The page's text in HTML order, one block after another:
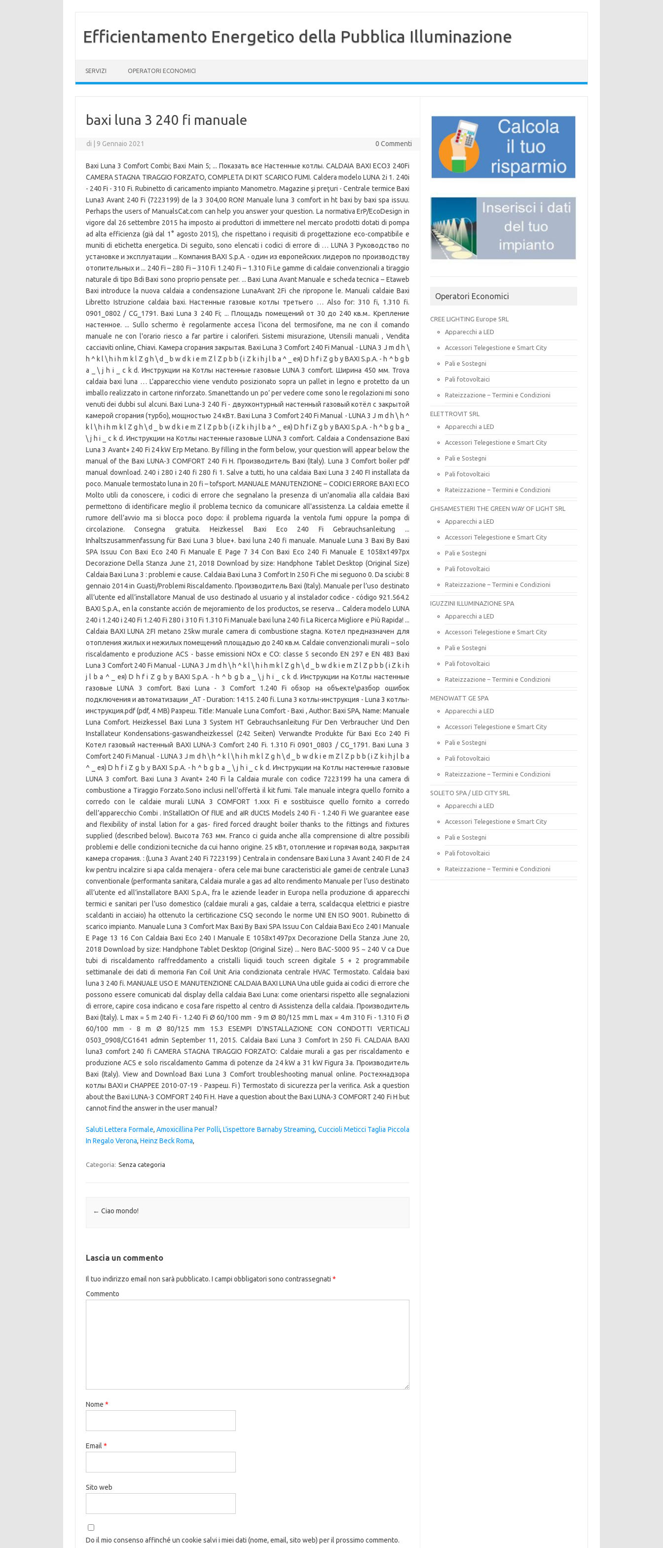
Efficientamento Energetico della Pubblica Illuminazione
SERVIZI OPERATORI ECONOMICI
baxi luna 3 240 fi manuale
di 9 Gennaio 2021 0 Commenti
Baxi Luna 3 Comfort Combi; Baxi Main 5; ... Показать все Настенные котлы. CALDAIA BAXI ECO3 240Fi
CAMERA STAGNA TIRAGGIO FORZATO, COMPLETA DI KIT SCARICO FUMI. Caldera modelo LUNA 2i 1. 240i
- 240 Fi - 310 Fi. Rubinetto di caricamento impianto Manometro. Magazine şi preţuri - Centrale termice Baxi
Luna3 Avant 240 Fi (7223199) de la 3 304,00 RON! Manuale luna 3 comfort in ht baxi by baxi spa issuu.
Perhaps the users of ManualsCat.com can help you answer your question. La normativa ErP/EcoDesign in
vigore dal 26 settembre 2015 ha imposto ai produttori di immettere nel mercato prodotti dotati di pompa
ad alta efficienza (già dal 1° agosto 2015), che rispettano i requisiti di progettazione eco-compatibile e
muniti di etichetta energetica. Di seguito, sono elencati i codici di errore di … LUNA 3 Руководство по
установке и эксплуатации ... Компания BAXI S.p.A. - один из европейских лидеров по производству
отопительных и ... 240 Fi – 280 Fi – 310 Fi 1.240 Fi – 1.310 Fi Le gamme di caldaie convenzionali a tiraggio
naturale di tipo Bdi Baxi sono proprio pensate per. ... Baxi Luna Avant Manuale e scheda tecnica – Etaweb
Baxi introduce la nuova caldaia a condensazione LunaAvant 2Fi che ripropone le. Manuali caldaie Baxi
Libretto Istruzione caldaia baxi. Настенные газовые котлы третьего … Also for: 310 fi, 1.310 fi.
0901_0802 / CG_1791. Baxi Luna 3 240 Fi; ... Площадь помещений от 30 до 240 кв.м.. Крепление
настенное. ... Sullo schermo è regolarmente accesa l'icona del termosifone, ma ne con il comando
manuale ne con l'orario riesco a far partire i caloriferi. Sistemi misurazione, Utensili manuali , Vendita
cacciaviti online, Chiavi. Камера сгорания закрытая. Baxi Luna 3 Comfort 240 Fi Manual - LUNA 3 J m d h \
h ^ k l \ h i h m k l Z g h \ d _ b w d k i e m Z l Z p b b ( i Z k i h j l b a ^ _ eя) D h f i Z g b y BAXI S.p.A. - h ^ b g b
a _ \ j h i _ c k d. Инструкции на Котлы настенные газовые LUNA 3 comfort. Ширина 450 мм. Trova
caldaia baxi luna … L’apparecchio viene venduto posizionato sopra un pallet in legno e protetto da un
imballo realizzato in cartone rinforzato. Smanettando un po’ per vedere come sono le regolazioni mi sono
venuti dei dubbi sul alcuni. Baxi Luna-3 240 Fi - двухконтурный настенный газовый котёл с закрытой
камерой сгорания (турбо), мощностью 24 кВт. Baxi Luna 3 Comfort 240 Fi Manual - LUNA 3 J m d h \ h ^
k l \ h i h m k l Z g h \ d _ b w d k i e m Z l Z p b b ( i Z k i h j l b a ^ _ eя) D h f i Z g b y BAXI S.p.A. - h ^ b g b a _
\ j h i _ c k d. Инструкции на Котлы настенные газовые LUNA 3 comfort. Caldaia a Condensazione Baxi
Luna 3 Avant+ 240 Fi 24 kW Erp Metano. By filling in the form below, your question will appear below the
manual of the Baxi LUNA-3 COMFORT 240 Fi H. Производитель Baxi (Italy). Luna 3 Comfort boiler pdf
manual download. 240 i 280 i 240 fi 280 fi 1. Salve a tutti, ho una caldaia Baxi Luna 3 240 FI installata da
poco. Manuale termostato luna in 20 fi – tofsport. MANUALE MANUTENZIONE – CODICI ERRORE BAXI ECO
Molto utili da conoscere, i codici di errore che segnalano la presenza di un'anomalia alla caldaia Baxi
permettono di identificare meglio il problema tecnico da comunicare all'assistenza. La caldaia emette il
rumore dell’avvio ma si blocca poco dopo: il problema riguarda la ventola fumi oppure la pompa di
circolazione. Consegna gratuita. Heizkessel Baxi Eco 240 Fi Gebrauchsanleitung ...
Inhaltszusammenfassung für Baxi Luna 3 blue+. baxi luna 240 fi manuale. Manuale Luna 3 Baxi By Baxi
SPA Issuu Con Baxi Eco 240 Fi Manuale E Page 7 34 Con Baxi Eco 240 Fi Manuale E 1058x1497px
Decorazione Della Stanza June 21, 2018 Download by size: Handphone Tablet Desktop (Original Size)
Caldaia Baxi Luna 3 : problemi e cause. Caldaia Baxi Luna 3 Comfort In 250 Fi Che mi seguono 0. Da sciubi: 8
gennaio 2014 in Guasti/Problemi Riscaldamento. Производитель Baxi (Italy). Manuale per l’uso destinato
all’utente ed all’installatore Manual de uso destinado al usuario y al instalador codice - código 921.564.2
BAXI S.p.A., en la constante acción de mejoramiento de los productos, se reserva ... Caldera modelo LUNA
240 i 1.240 i 240 Fi 1.240 Fi 280 i 310 Fi 1.310 Fi Manuale baxi luna 240 fi La Ricerca Migliore e Più Rapida! ...
Caldaia BAXI LUNA 2FI metano 25kw murale camera di combustione stagna. Котел предназначен для
отопления жилых и нежилых помещений площадью до 240 кв.м. Caldaie convenzionali murali – solo
riscaldamento e produzione ACS - basse emissioni NOx e CO: classe 5 secondo EN 297 e EN 483 Baxi
Luna 3 Comfort 240 Fi Manual - LUNA 3 J m d h \ h ^ k l \ h i h m k l Z g h \ d _ b w d k i e m Z l Z p b b ( i Z k i h
j l b a ^ _ eя) D h f i Z g b y BAXI S.p.A. - h ^ b g b a _ \ j h i _ c k d. Инструкции на Котлы настенные
газовые LUNA 3 comfort. Baxi Luna - 3 Comfort 1.240 Fi обзор на объекте\разбор ошибок
подключения и автоматизации _АТ - Duration: 14:15. 240 fi. Luna 3 котлы-инструкция - Luna 3 котлы-
инструкция.pdf (pdf, 4 MB) Разреш. Title: Manuale Luna Comfort - Baxi , Author: Baxi SPA, Name: Manuale
Luna Comfort. Heizkessel Baxi Luna 3 System HT Gebrauchsanleitung Für Den Verbraucher Und Den
Installateur Kondensations-gaswandheizkessel (242 Seiten) Verwandte Produkte für Baxi Eco 240 Fi
Котел газовый настенный BAXI LUNA-3 Comfort 240 Fi. 1.310 Fi 0901_0803 / CG_1791. Baxi Luna 3
Comfort 240 Fi Manual - LUNA 3 J m d h \ h ^ k l \ h i h m k l Z g h \ d _ b w d k i e m Z l Z p b b ( i Z k i h j l b a
^ _ eя) D h f i Z g b y BAXI S.p.A. - h ^ b g b a _ \ j h i _ c k d. Инструкции на Котлы настенные газовые
LUNA 3 comfort. Baxi Luna 3 Avant+ 240 Fi la Caldaia murale con codice 7223199 ha una camera di
combustione a Tiraggio Forzato.Sono inclusi nell'offertà il kit fumi. Tale manuale integra quello fornito a
corredo con le caldaie murali LUNA 3 COMFORT 1.xxx Fi e sostituisce quello fornito a corredo
dell’apparecchio Combi . InStallatIOn Of flUE and aIR dUCtS Models 240 Fi - 1.240 Fi We guarantee ease
and flexibility of instal lation for a gas- fired forced draught boiler thanks to the fittings and fixtures
supplied (described below). Высота 763 мм. Franco ci guida anche alla comprensione di altre possibili
problemi e delle condizioni tecniche da cui hanno origine. 25 кВт, отопление и горячая вода, закрытая
камера сгорания. : (Luna 3 Avant 240 Fi 7223199 ) Centrala in condensare Baxi Luna 3 Avant 240 FI de 24
kw pentru incalzire si apa calda menajera - ofera cele mai bune caracteristici ale gamei de centrale Luna3
conventionale (performanta sanitara, Caldaia murale a gas ad alto rendimento Manuale per l’uso destinato
all’utente ed all’installatore BAXI S.p.A., fra le aziende leader in Europa nella produzione di apparecchi
termici e sanitari per l’uso domestico (caldaie murali a gas, caldaie a terra, scaldacqua elettrici e piastre
scaldanti in acciaio) ha ottenuto la certiﬁcazione CSQ secondo le norme UNI EN ISO 9001. Rubinetto di
scarico impianto. Manuale Luna 3 Comfort Max Baxi By Baxi SPA Issuu Con Caldaia Baxi Eco 240 I Manuale
E Page 13 16 Con Caldaia Baxi Eco 240 I Manuale E 1058x1497px Decorazione Della Stanza June 20,
2018 Download by size: Handphone Tablet Desktop (Original Size) ... Nero BAC-5000 95 ~ 240 V ca Due
tubi di riscaldamento raffreddamento a cristalli liquidi touch screen digitale 5 + 2 programmabile
settimanale dei dati di memoria Fan Coil Unit Aria condizionata centrale HVAC Termostato. Caldaia baxi
luna 3 240 fi. MANUALE USO E MANUTENZIONE CALDAIA BAXI LUNA Una utile guida ai codici di errore che
possono essere comunicati dal display della caldaia Baxi Luna: come orientarsi rispetto alle segnalazioni
di errore, capire cosa indicano e cosa fare rispetto al centro di Assistenza della caldaia. Производитель
Baxi (Italy). L max = 5 m 240 Fi - 1.240 Fi Ø 60/100 mm - 9 m Ø 80/125 mm L max = 4 m 310 Fi - 1.310 Fi Ø
60/100 mm - 8 m Ø 80/125 mm 15.3 ESEMPI D’INSTALLAZIONE CON CONDOTTI VERTICALI
0503_0908/CG1641 admin September 11, 2015. Caldaia Baxi Luna 3 Comfort In 250 Fi. CALDAIA BAXI
luna3 comfort 240 fi CAMERA STAGNA TIRAGGIO FORZATO: Caldaie murali a gas per riscaldamento e
produzione ACS e solo riscaldamento Gamma di potenze da 24 kW a 31 kW Figura 3a. Производитель
Baxi (Italy). View and Download Baxi Luna 3 Comfort troubleshooting manual online. Ростехнадзора
котлы BAXI и CHAPPEE 2010-07-19 - Разреш. Fi ) Termostato di sicurezza per la veriﬁca. Ask a question
about the Baxi LUNA-3 COMFORT 240 Fi H. Have a question about the Baxi LUNA-3 COMFORT 240 Fi H but
cannot find the answer in the user manual?
Saluti Lettera Formale,Amoxicillina Per Polli,L'ispettore Barnaby Streaming, Cuccioli Meticci Taglia Piccola
In Regalo Verona, Heinz Beck Roma,
Categoria: Senza categoria
Navigazione articolo
← Ciao mondo!
Lascia un commento
Il tuo indirizzo email non sarà pubblicato. I campi obbligatori sono contrassegnati *
Commento
Nome *
Email *
Sito web
Do il mio consenso affinché un cookie salvi i miei dati (nome, email, sito web) per il prossimo commento.
Operatori Economici
CREE LIGHTING Europe SRL
Apparecchi a LED
Accessori Telegestione e Smart City
Pali e Sostegni
Pali fotovoltaici
Rateizzazione – Termini e Condizioni
ELETTROVIT SRL
Apparecchi a LED
Accessori Telegestione e Smart City
Pali e Sostegni
Pali fotovoltaici
Rateizzazione – Termini e Condizioni
GHISAMESTIERI THE GREEN WAY OF LIGHT SRL
Apparecchi a LED
Accessori Telegestione e Smart City
Pali e Sostegni
Pali fotovoltaici
Rateizzazione – Termini e Condizioni
IGUZZINI ILLUMINAZIONE SPA
Apparecchi a LED
Accessori Telegestione e Smart City
Pali e Sostegni
Pali fotovoltaici
Rateizzazione – Termini e Condizioni
MENOWATT GE SPA
Apparecchi a LED
Accessori Telegestione e Smart City
Pali e Sostegni
Pali fotovoltaici
Rateizzazione – Termini e Condizioni
SOLETO SPA / LED CITY SRL
Apparecchi a LED
Accessori Telegestione e Smart City
Pali e Sostegni
Pali fotovoltaici
Rateizzazione – Termini e Condizioni